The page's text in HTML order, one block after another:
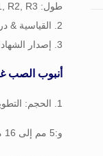
طول: R1, R2, R3
2. القياسية & درجة: API 5 الأشعة المقطعية, H40, J55, L80, N80, T95, P110
3. إصدار الشهادات: API 5 قيراط,CE,ISO9001
أنبوب الصب
1. الحجم: التطوير التنظيمي: 4″ 1/2″ 20″ 114.3مم إلى 508 مم
و:5 مم إلى 16 مم